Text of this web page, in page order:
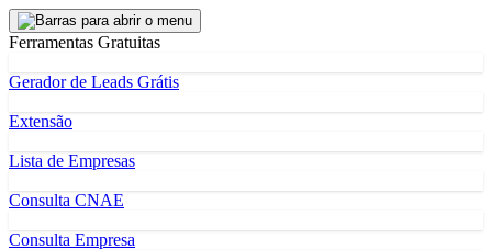
Ferramentas Gratuitas
Gerador de Leads Grátis
Extensão
Lista de Empresas
Consulta CNAE
Consulta Empresa